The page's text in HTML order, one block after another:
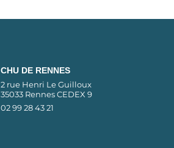
CHU DE RENNES
2 rue Henri Le Guilloux
35033 Rennes CEDEX 9
02 99 28 43 21